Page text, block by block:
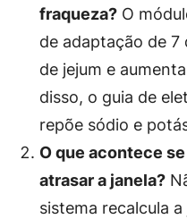
fraqueza? O
de adaptação de 7
de jejum e
disso, o guia de
repõe sódio e
O que acontece
atrasar a janela?
sistema recalcula